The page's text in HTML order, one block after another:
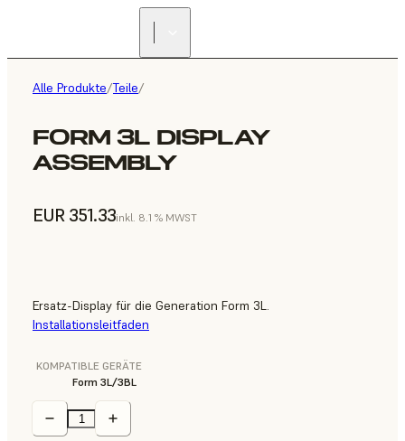
Alle Produkte/Teile/
FORM 3L DISPLAY
ASSEMBLY
EUR 351.33inkl. 8.1 % MWST
Ersatz-Display für die Generation Form 3L.
Installationsleitfaden
KOMPATIBLE GERÄTE
Form 3L/3BL